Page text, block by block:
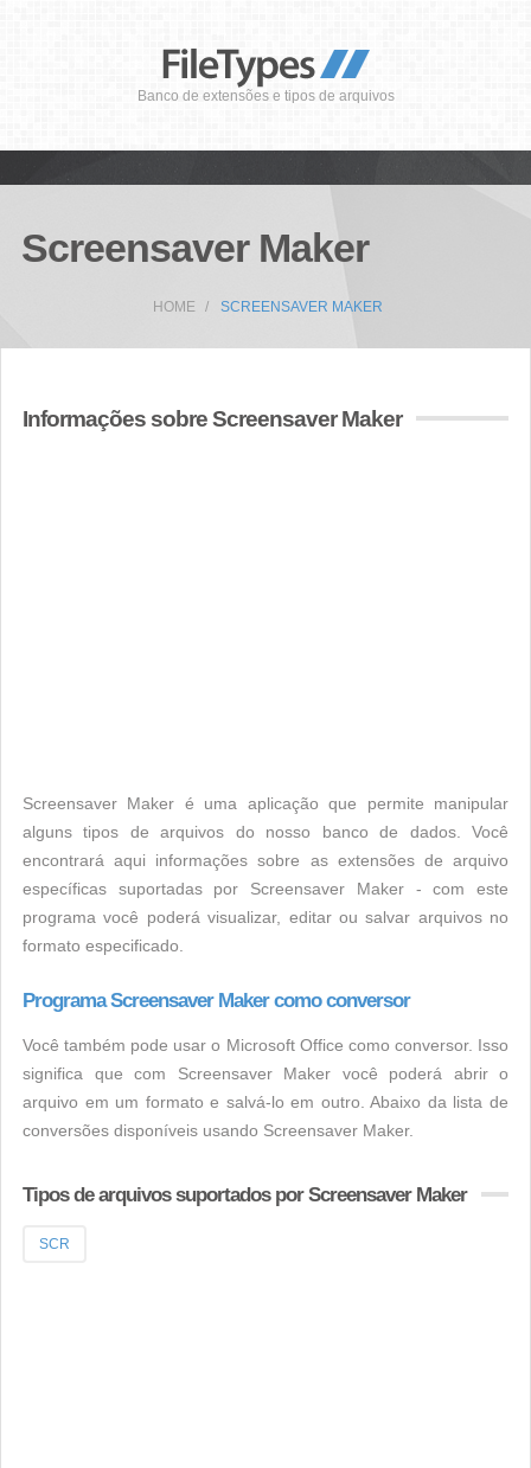
Banco de extensões e tipos de arquivos
Screensaver Maker
HOME SCREENSAVER MAKER
Informações sobre Screensaver Maker
Screensaver Maker é uma aplicação que permite manipular
alguns tipos de arquivos do nosso banco de dados. Você
encontrará aqui informações sobre as extensões de arquivo
específicas suportadas por Screensaver Maker - com este
programa você poderá visualizar, editar ou salvar arquivos no
formato especificado.
Programa Screensaver Maker como conversor
Você também pode usar o Microsoft Office como conversor. Isso
significa que com Screensaver Maker você poderá abrir o
arquivo em um formato e salvá-lo em outro. Abaixo da lista de
conversões disponíveis usando Screensaver Maker.
Tipos de arquivos suportados por Screensaver Maker
SCR